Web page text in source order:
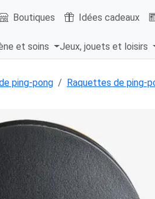
Boutiques Idées cadeaux
et soins Jeux, jouets et loisirs
ping-pong Raquettes de ping-